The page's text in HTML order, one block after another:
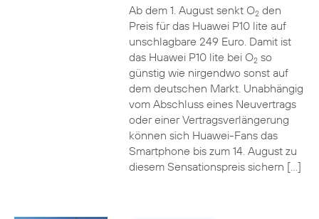
Ab dem 1. August senkt O2den
Preis für das Huawei P10 lite auf
unschlagbare 249 Euro. Damit ist
das Huawei P10 lite bei O2so
günstig wie nirgendwo sonst auf
dem deutschen Markt. Unabhängig
vom Abschluss eines Neuvertrags
oder einer Vertragsverlängerung
können sich Huawei-Fans das
Smartphone bis zum 14. August zu
diesem Sensationspreis sichern […]